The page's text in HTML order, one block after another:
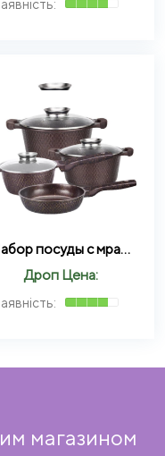
Набор посуды с мраморным антипригарным покрытием Higher Kitchen НК-315 (Красный, Зеленый, Кофе)
Дроп Цена:
магазином